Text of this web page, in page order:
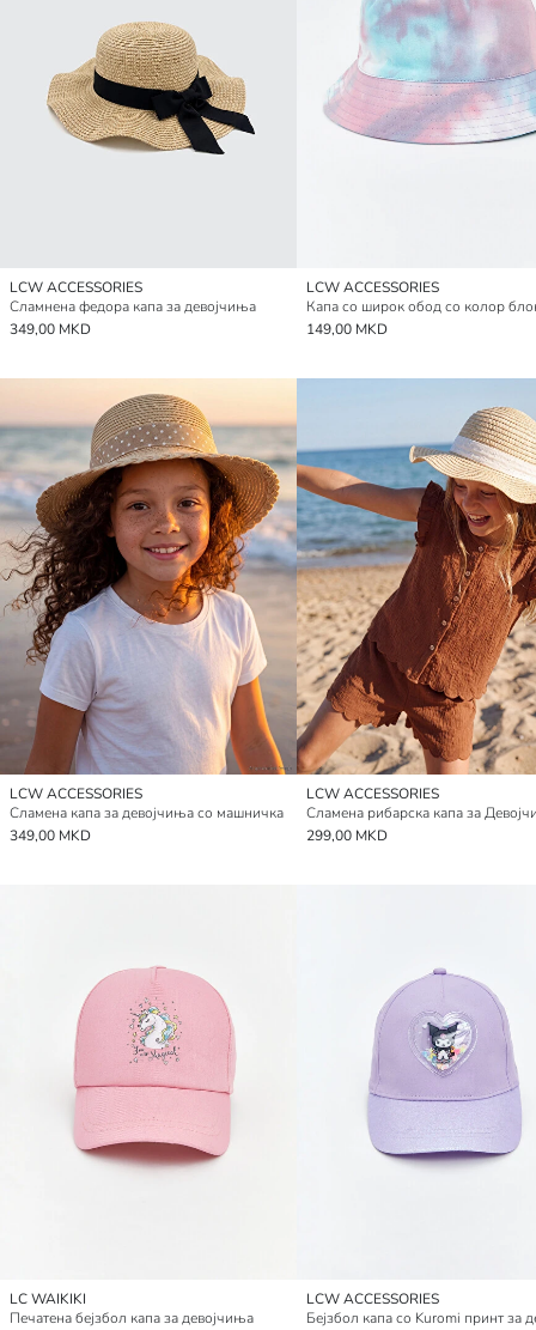
LCW ACCESSORIES
Сламнена федора капа за девојчиња
349,00 MKD
LCW ACCESSORIES
149,00 MKD
LCW ACCESSORIES
Сламена капа за девојчиња со машничка
349,00 MKD
LCW ACCESSORIES
Сламена рибарска капа за
299,00 MKD
LC WAIKIKI
Печатена бејзбол капа за девојчиња
LCW ACCESSORIES